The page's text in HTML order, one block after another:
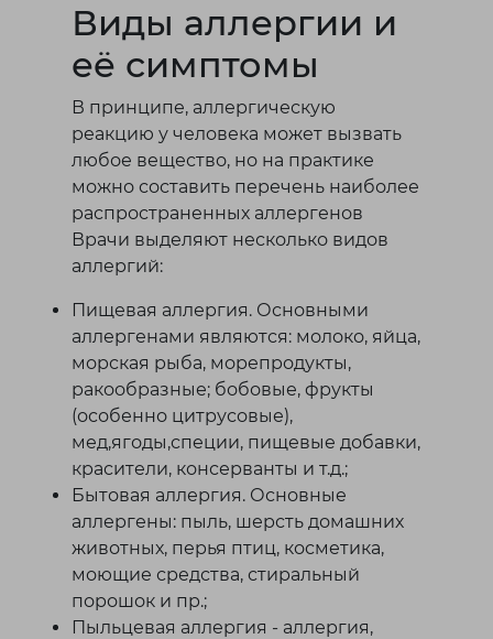
Виды аллергии и
её симптомы
В принципе, аллергическую
реакцию у человека может вызвать
любое вещество, но на практике
можно составить перечень наиболее
распространенных аллергенов
Врачи выделяют несколько видов
аллергий:
Пищевая аллергия. Основными
аллергенами являются: молоко, яйца,
морская рыба, морепродукты,
ракообразные; бобовые, фрукты
(особенно цитрусовые),
мед,ягоды,специи, пищевые добавки,
красители, консерванты и т.д.;
Бытовая аллергия. Основные
аллергены: пыль, шерсть домашних
животных, перья птиц, косметика,
моющие средства, стиральный
порошок и пр.;
Пыльцевая аллергия - аллергия,